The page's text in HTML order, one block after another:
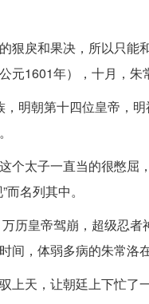
狠戾和果决，所以只
元1601年），十月，朱
明朝第十四位皇帝，
个太子一直当的很憋屈
名列其中。
历皇帝驾崩，超级忍
间，体弱多病的朱常洛
上天，让朝廷上下忙